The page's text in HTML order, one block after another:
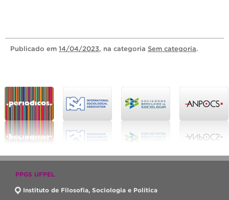
Publicado em 14/04/2023, na categoria Sem categoria.
PPGS UFPEL
Instituto de Filosofia, Sociologia e Política